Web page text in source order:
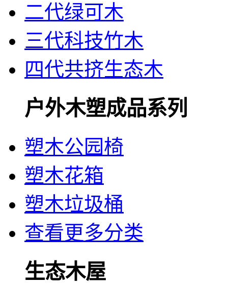
二代绿可木
三代科技竹木
四代共挤生态木
户外木塑成品系列
塑木公园椅
塑木花箱
塑木垃圾桶
查看更多分类
生态木屋